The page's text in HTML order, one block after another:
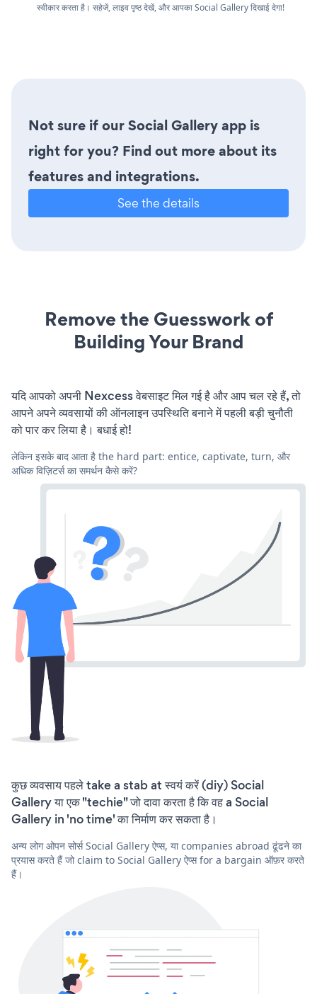
स्वीकार करता है। सहेजें, लाइव पृष्ठ देखें, और आपका Social Gallery दिखाई देगा!
Not sure if our Social Gallery app is
right for you? Find out more about its
features and integrations.
See the details
Remove the Guesswork of
Building Your Brand
यदि आपको अपनी Nexcess वेबसाइट मिल गई है और आप चल रहे हैं, तो
आपने अपने व्यवसायों की ऑनलाइन उपस्थिति बनाने में पहली बड़ी चुनौती
को पार कर लिया है। बधाई हो!
लेकिन इसके बाद आता है the hard part: entice, captivate, turn, और
अधिक विज़िटर्स का समर्थन कैसे करें?
कुछ व्यवसाय पहले take a stab at स्वयं करें (diy) Social
Gallery या एक "techie" जो दावा करता है कि वह a Social
Gallery in 'no time' का निर्माण कर सकता है।
अन्य लोग ओपन सोर्स Social Gallery ऐप्स, या companies abroad ढूंढने का
प्रयास करते हैं जो claim to Social Gallery ऐप्स for a bargain ऑफ़र करते
हैं।